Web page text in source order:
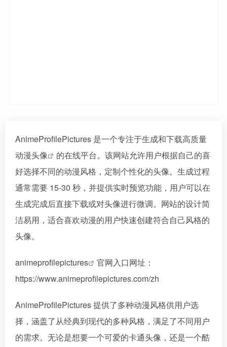
AnimeProfilePictures 是一个专注于生成和下载高质量
动漫头像
的在线平台。该网站允许用户根据自己的喜
好选择不同的动漫风格，定制个性化的头像。生成过程
通常需要 15-30 秒，并提供实时预览功能，用户可以在
生成完成后直接下载或对头像进行微调。网站的设计简
洁易用，适合喜欢动漫的用户快速创建符合自己风格的
头像。
animeprofilepictures
官网入口网址：
https://www.animeprofilepictures.com/zh
AnimeProfilePictures 提供了多种动漫风格供用户选
择，涵盖了从经典到现代的多种风格，满足了不同用户
的需求。无论是想要一个可爱的卡通头像，还是一个酷